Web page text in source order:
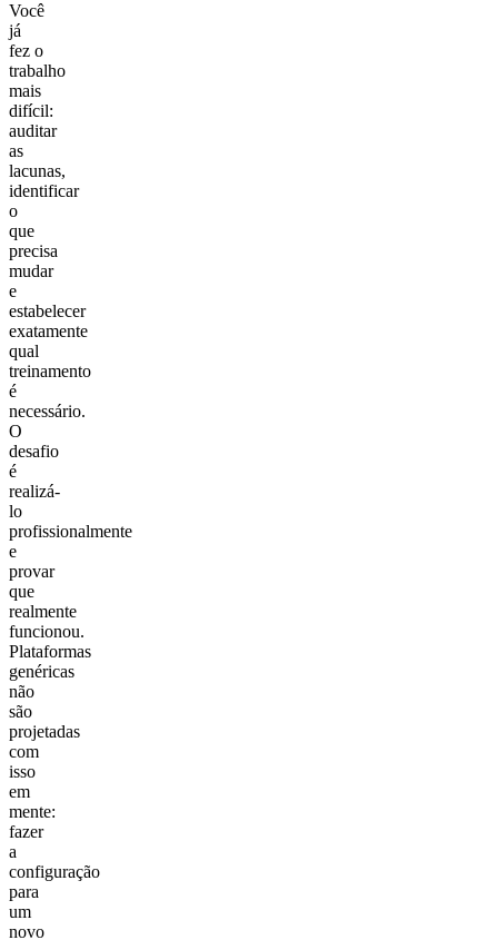
Você
já
fez o
trabalho
mais
difícil:
auditar
as
lacunas,
identificar
o
que
precisa
mudar
e
estabelecer
exatamente
qual
treinamento
é
necessário.
O
desafio
é
realizá-
lo
profissionalmente
e
provar
que
realmente
funcionou.
Plataformas
genéricas
não
são
projetadas
com
isso
em
mente:
fazer
a
configuração
para
um
novo